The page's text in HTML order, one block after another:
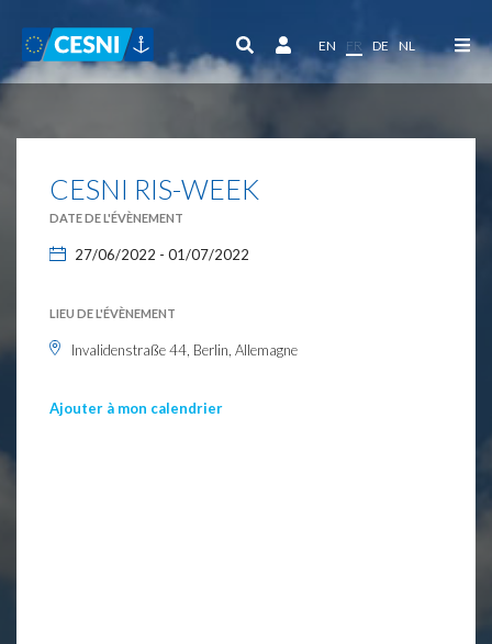
EN FR DE NL
CESNI RIS-WEEK
DATE DE L'ÉVÈNEMENT
27/06/2022 - 01/07/2022
LIEU DE L'ÉVÈNEMENT
Invalidenstraße 44, Berlin, Allemagne
Ajouter à mon calendrier